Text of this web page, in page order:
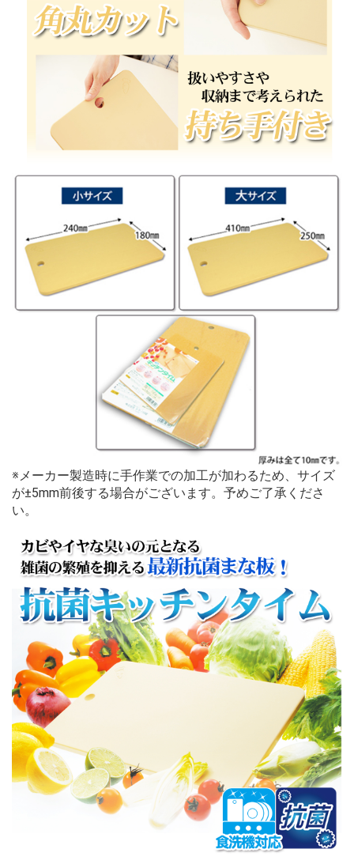
※メーカー製造時に手作業での加工が加わるため、サイズ
が±5mm前後する場合がございます。予めご了承くださ
い。